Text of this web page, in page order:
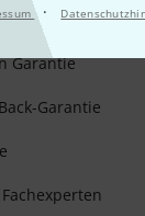
·
Garantie
Garantie